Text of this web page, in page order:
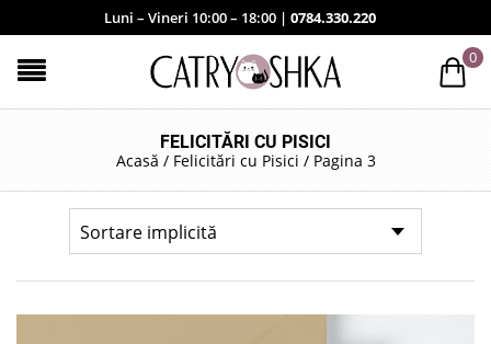
Luni – Vineri 10:00 – 18:00 | 0784.330.220
0
FELICITĂRI CU PISICI
Acasă / Felicitări cu Pisici / Pagina 3